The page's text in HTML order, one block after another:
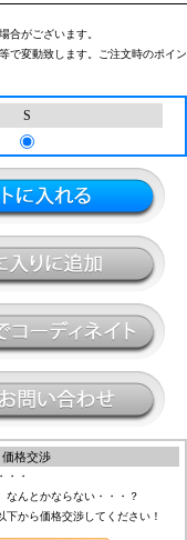
合がございます。
で変動致します。ご注文時のポイン
S
価格交渉
・・
なんとかならない・・・？
下から価格交渉してください！